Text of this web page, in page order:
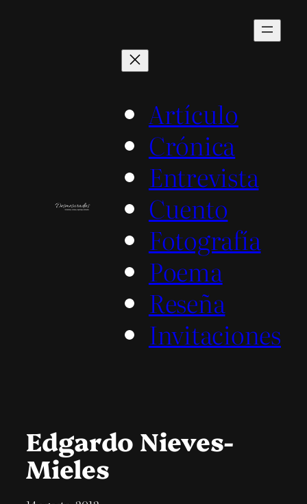
Artículo
Crónica
Entrevista
Cuento
Fotografía
Poema
Reseña
Invitaciones
Edgardo Nieves-
Mieles